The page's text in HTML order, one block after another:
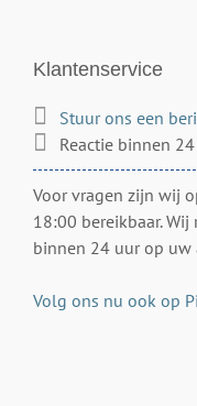
Klantenservice
Stuur ons een
Reactie binnen
Voor vragen zijn wij
18:00 bereikbaar.
binnen 24 uur op uw
Volg ons nu ook op